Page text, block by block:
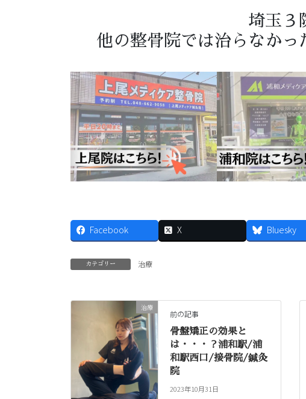
埼玉３
他の整骨院では治らなかっ
Facebook X Bluesky
カテゴリー 治療
治療
前の記事
骨盤矯正の効果と
は・・・？浦和駅/浦
和駅西口/接骨院/鍼灸
院
2023年10月31日